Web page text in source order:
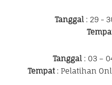
Tanggal: 29 -
Tanggal : 03 –
Tempat: Pelatihan